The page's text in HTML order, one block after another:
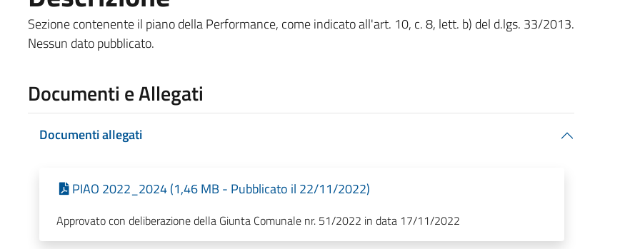
Sezione contenente il piano della Performance, come indicato all'art. 10, c. 8, lett. b) del d.lgs. 33/2013.
Nessun dato pubblicato.
Documenti e Allegati
Documenti allegati
PIAO 2022_2024 (1,46 MB - Pubblicato il 22/11/2022)
Approvato con deliberazione della Giunta Comunale nr. 51/2022 in data 17/11/2022